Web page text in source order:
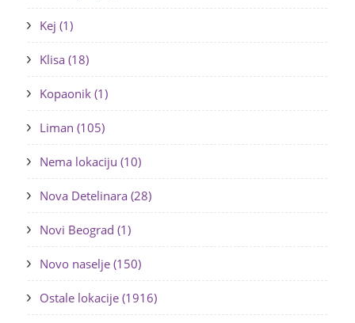
Kej (1)
Klisa (18)
Kopaonik (1)
Liman (105)
Nema lokaciju (10)
Nova Detelinara (28)
Novi Beograd (1)
Novo naselje (150)
Ostale lokacije (1916)